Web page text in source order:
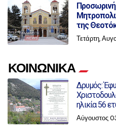
Προσωρινή
της
Τετάρτη,
ΚΟΙΝΩΝΙΚΑ
Δρυμός:
ηλικία 56
Αύγουστος